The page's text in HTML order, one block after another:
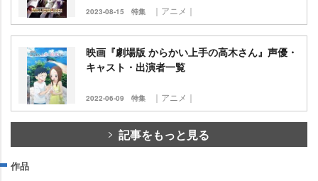
2023-08-15 特集 ｜アニメ｜
映画『劇場版 からかい上手の高木さん』声優・
キャスト・出演者一覧
2022-06-09 特集 ｜アニメ｜
記事をもっと見る
作品